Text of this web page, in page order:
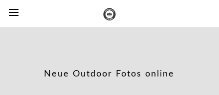
Neue Outdoor Fotos online